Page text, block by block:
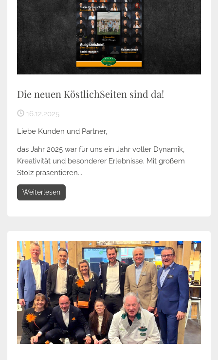
Die neuen KöstlichSeiten sind da!
16.12.2025
Liebe Kunden und Partner,
das Jahr 2025 war für uns ein Jahr voller Dynamik,
Kreativität und besonderer Erlebnisse. Mit großem
Stolz präsentieren...
Weiterlesen